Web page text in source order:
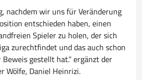
nachdem wir uns für Veränderung
entschieden haben, einen
Spieler zu holen, der sich
zurechtfindet und das auch schon
gestellt hat.“ ergänzt der
Wölfe, Daniel Heinrizi.